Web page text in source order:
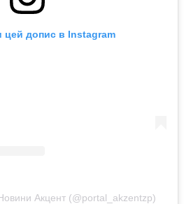
цей допис в Instagram
Акцент (@portal_akzentzp)